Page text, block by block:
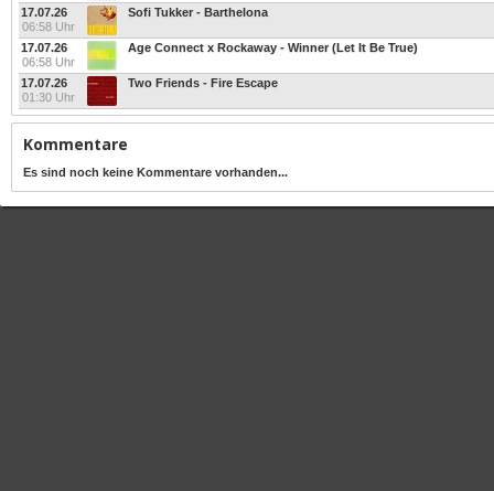
17.07.26
06:58 Uhr
Sofi Tukker - Barthelona
17.07.26
06:58 Uhr
Age Connect x Rockaway - Winner (Let It Be True)
17.07.26
01:30 Uhr
Two Friends - Fire Escape
Kommentare
Es sind noch keine Kommentare vorhanden...